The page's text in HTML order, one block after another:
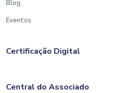
Blog
Eventos
Certificação Digital
Central do Associado